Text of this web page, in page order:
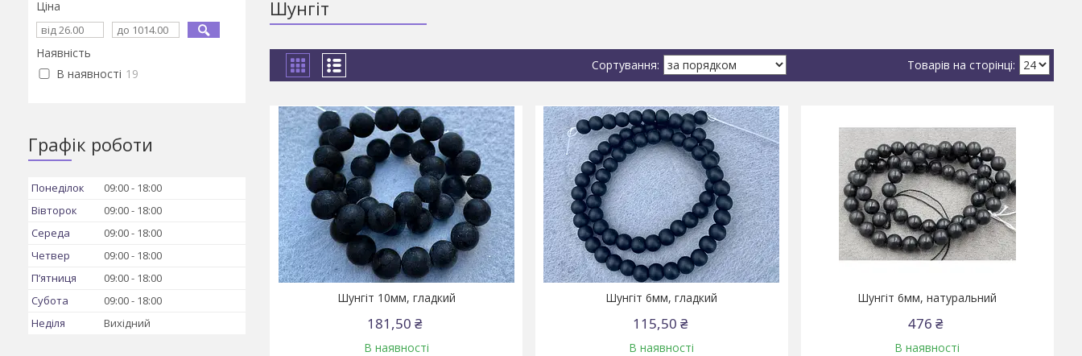
Шунгіт
Шунгіт 10мм, гладкий
181,50 ₴
В наявності
Шунгіт 6мм, гладкий
115,50 ₴
В наявності
Шунгіт 6мм, натуральний
476 ₴
В наявності
Ціна
Наявність
В наявності 19
Графік роботи
Понеділок 09:00
18:00
Вівторок
09:00
18:00
Середа
09:00
18:00
Четвер
09:00
18:00
Пʼятниця
09:00
18:00
Субота
09:00
18:00
Неділя
Вихідний